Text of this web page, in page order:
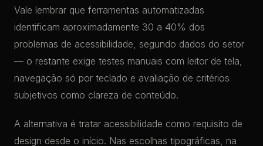
Vale lembrar que ferramentas automatizadas
identificam aproximadamente 30 a 40% dos
problemas de acessibilidade, segundo dados do setor
— o restante exige testes manuais com leitor de tela,
navegação só por teclado e avaliação de critérios
subjetivos como clareza de conteúdo.
A alternativa é tratar acessibilidade como requisito de
design desde o início. Nas escolhas tipográficas, na